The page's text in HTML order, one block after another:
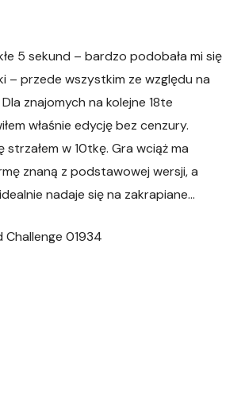
5 sekund – bardzo podobała mi się
– przede wszystkim ze względu na
znajomych na kolejne 18te
właśnie edycję bez cenzury.
strzałem w 10tkę. Gra wciąż ma
znaną z podstawowej wersji, a
nadaje się na zakrapiane…
Challenge 01934